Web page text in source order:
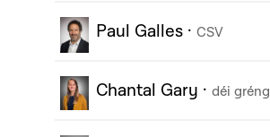
Paul Galles · CSV
Chantal Gary · déi gréng